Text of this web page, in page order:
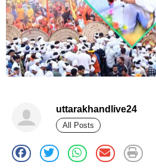
uttarakhandlive24
All Posts